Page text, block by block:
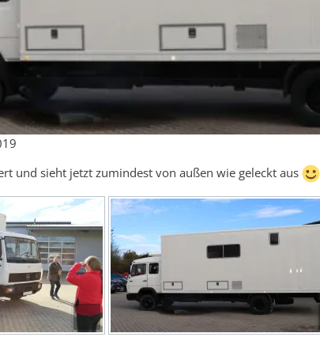
und sieht jetzt zumindest von außen wie geleckt aus